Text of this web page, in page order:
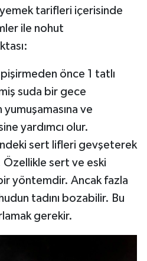
tarifleri içerisinde
ile nohut
pişirmeden önce 1 tatlı
suda bir gece
ve
yardımcı olur.
sert lifleri gevşeterek
Özellikle sert ve eski
yöntemdir. Ancak fazla
tadını bozabilir. Bu
gerekir.